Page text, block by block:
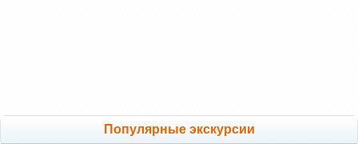
Популярные экскурсии